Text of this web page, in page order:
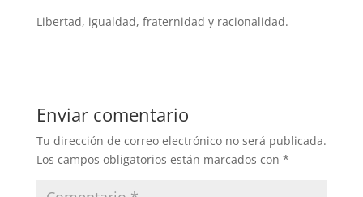
Libertad, igualdad, fraternidad y racionalidad.
Enviar comentario
Tu dirección de correo electrónico no será publicada.
Los campos obligatorios están marcados con *